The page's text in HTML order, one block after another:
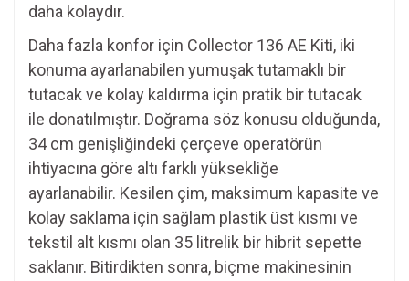
daha kolaydır.
Daha fazla konfor için Collector 136 AE Kiti, iki
konuma ayarlanabilen yumuşak tutamaklı bir
tutacak ve kolay kaldırma için pratik bir tutacak
ile donatılmıştır. Doğrama söz konusu olduğunda,
34 cm genişliğindeki çerçeve operatörün
ihtiyacına göre altı farklı yüksekliğe
ayarlanabilir. Kesilen çim, maksimum kapasite ve
kolay saklama için sağlam plastik üst kısmı ve
tekstil alt kısmı olan 35 litrelik bir hibrit sepette
saklanır. Bitirdikten sonra, biçme makinesinin